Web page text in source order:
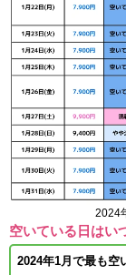
2024
空いている日はい
2024年1月で最も空